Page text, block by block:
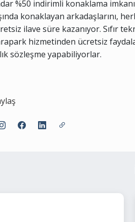
%50 indirimli konaklama
konaklayan arkadaşlarını,
ilave süre kazanıyor. Sıfır
hizmetinden ücretsiz
sözleşme yapabiliyorlar.